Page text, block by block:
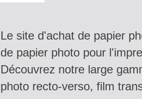
Le site d'achat de papier
de papier photo pour
Découvrez notre large
photo recto-verso, film